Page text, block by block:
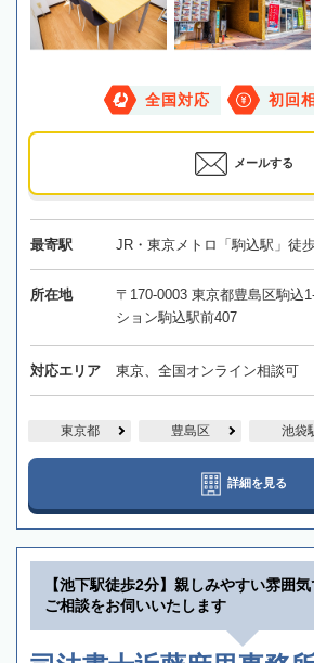
全国対応 初回
メールする
最寄駅 JR・東京メトロ「駒込駅」徒
所在地
〒170-0003 東京都豊島区駒込
ション駒込駅前407
対応エリア 東京、全国オンライン相談可
東京都 豊島区 池袋
詳細を見る
【池下駅徒歩2分】親しみやすい雰囲
ご相談をお伺いいたします